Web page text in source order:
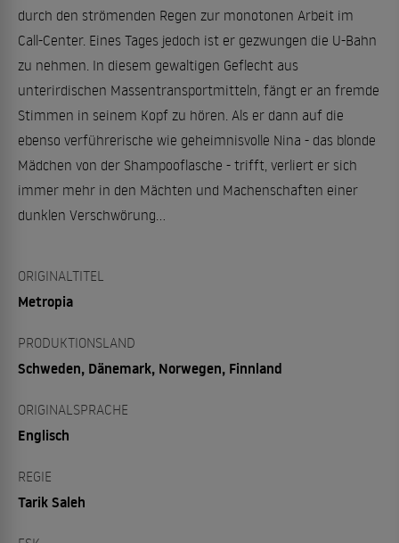
durch den strömenden Regen zur monotonen Arbeit im
Call-Center. Eines Tages jedoch ist er gezwungen die U-Bahn
zu nehmen. In diesem gewaltigen Geflecht aus
unterirdischen Massentransportmitteln, fängt er an fremde
Stimmen in seinem Kopf zu hören. Als er dann auf die
ebenso verführerische wie geheimnisvolle Nina - das blonde
Mädchen von der Shampooflasche - trifft, verliert er sich
immer mehr in den Mächten und Machenschaften einer
dunklen Verschwörung...
ORIGINALTITEL
Metropia
PRODUKTIONSLAND
Schweden, Dänemark, Norwegen, Finnland
ORIGINALSPRACHE
Englisch
REGIE
Tarik Saleh